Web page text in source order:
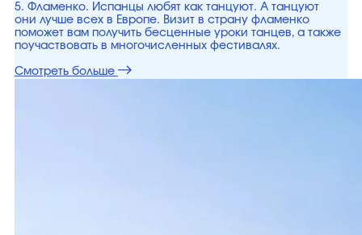
5. Фламенко. Испанцы любят как танцуют. А танцуют
они лучше всех в Европе. Визит в страну фламенко
поможет вам получить бесценные уроки танцев, а также
поучаствовать в многочисленных фестивалях.
Смотреть больше